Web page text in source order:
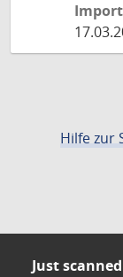
Hilfe zur
Just scanned